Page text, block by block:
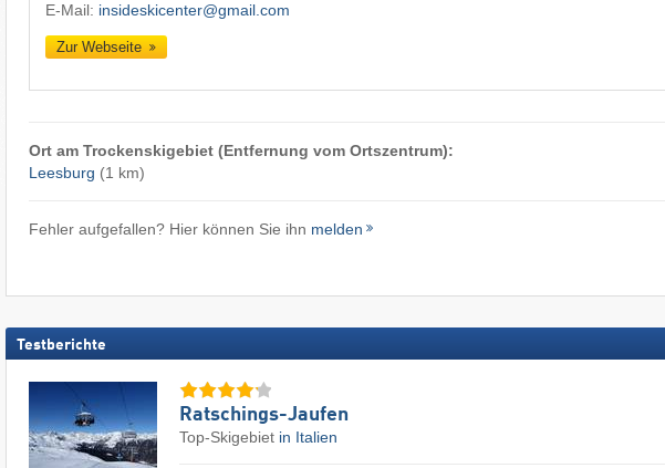
E-Mail: insideskicenter@gmail.com
Zur Webseite
Ort am Trockenskigebiet (Entfernung vom Ortszentrum):
Leesburg (1 km)
Fehler aufgefallen? Hier können Sie ihn melden
Testberichte
Ratschings-Jaufen
Top-Skigebiet in Italien